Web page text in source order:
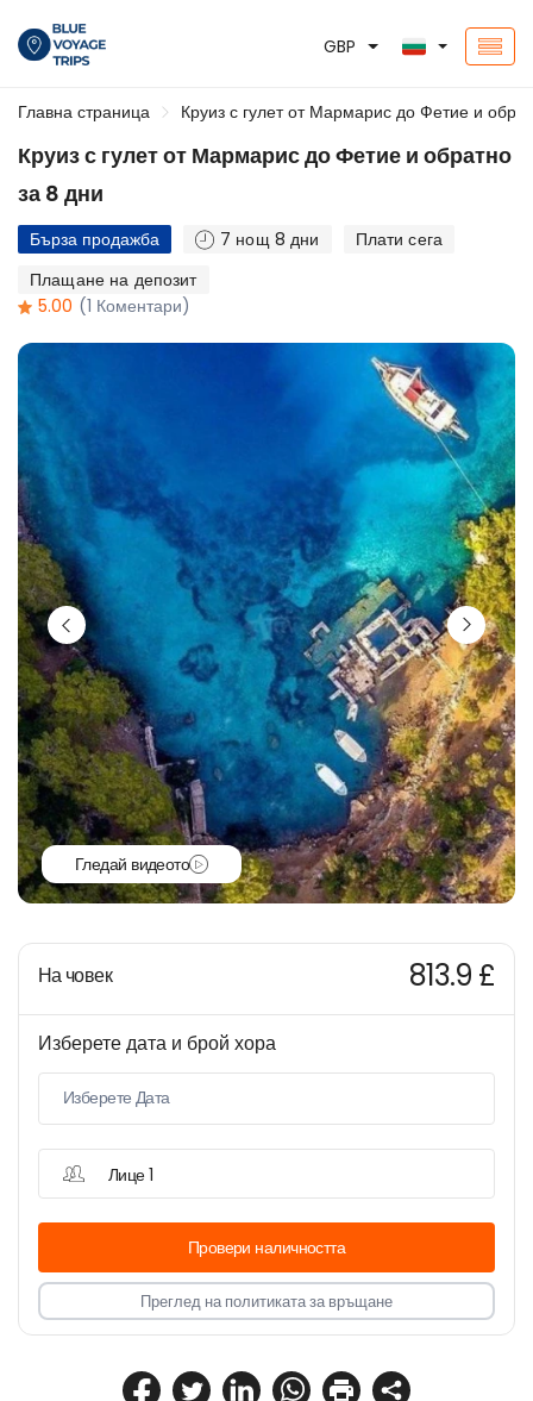
GBP
Главна страница Круиз с гулет от Мармарис до Фетие и
Круиз с гулет от Мармарис до Фетие и обратно
за 8 дни
Бърза продажба 7 нощ 8 дни
Плати сега
Плащане на депозит
5.00 (1 Коментари)
Гледай видеото
На човек 813.9 £
Изберете дата и брой хора
Лице 1
Провери наличността
Преглед на политиката за връщане